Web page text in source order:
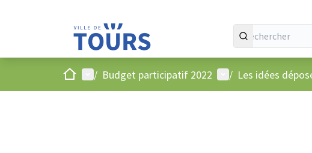
AccueilMenu principal
/ Budget participatif 2022 Menu utilisateur
/ Les idées